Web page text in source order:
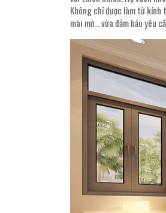
Không chỉ được làm từ kính
mài mờ… vừa đảm bảo yêu